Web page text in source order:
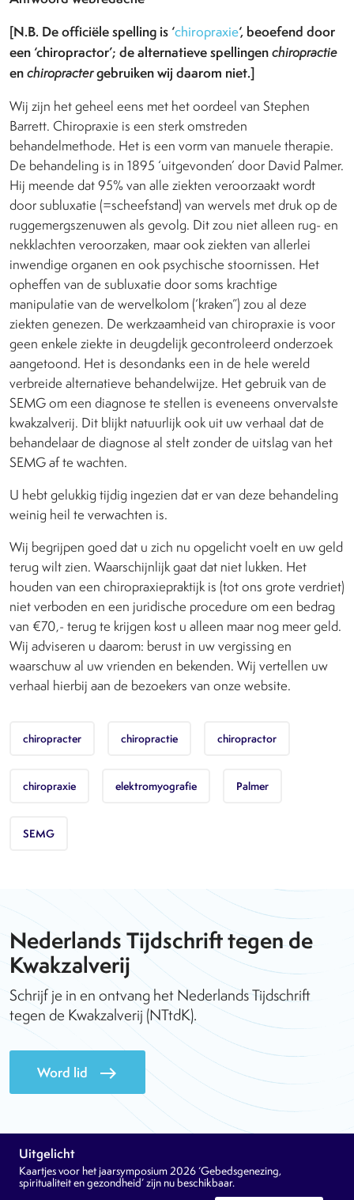
[N.B. De officiële spelling is ‘chiropraxie‘, beoefend door
een ‘chiropractor’; de alternatieve spellingenchiropractie
enchiropractergebruiken wij daarom niet.]
Wij zijn het geheel eens met het oordeel van Stephen
Barrett. Chiropraxie is een sterk omstreden
behandelmethode. Het is een vorm van manuele therapie.
De behandeling is in 1895 ‘uitgevonden’ door David Palmer.
Hij meende dat 95% van alle ziekten veroorzaakt wordt
door subluxatie (=scheefstand) van wervels met druk op de
ruggemergszenuwen als gevolg. Dit zou niet alleen rug- en
nekklachten veroorzaken, maar ook ziekten van allerlei
inwendige organen en ook psychische stoornissen. Het
opheffen van de subluxatie door soms krachtige
manipulatie van de wervelkolom (‘kraken”) zou al deze
ziekten genezen. De werkzaamheid van chiropraxie is voor
geen enkele ziekte in deugdelijk gecontroleerd onderzoek
aangetoond. Het is desondanks een in de hele wereld
verbreide alternatieve behandelwijze. Het gebruik van de
SEMG om een diagnose te stellen is eveneens onvervalste
kwakzalverij. Dit blijkt natuurlijk ook uit uw verhaal dat de
behandelaar de diagnose al stelt zonder de uitslag van het
SEMG af te wachten.
U hebt gelukkig tijdig ingezien dat er van deze behandeling
weinig heil te verwachten is.
Wij begrijpen goed dat u zich nu opgelicht voelt en uw geld
terug wilt zien. Waarschijnlijk gaat dat niet lukken. Het
houden van een chiropraxiepraktijk is (tot ons grote verdriet)
niet verboden en een juridische procedure om een bedrag
van €70,- terug te krijgen kost u alleen maar nog meer geld.
Wij adviseren u daarom: berust in uw vergissing en
waarschuw al uw vrienden en bekenden. Wij vertellen uw
verhaal hierbij aan de bezoekers van onze website.
chiropracter chiropractie chiropractor
chiropraxie elektromyografie Palmer
SEMG
Nederlands Tijdschrift tegen de
Kwakzalverij
Schrijf je in en ontvang het Nederlands Tijdschrift
tegen de Kwakzalverij (NTtdK).
Word lid east
Uitgelicht
Kaartjes voor het jaarsymposium 2026 ‘Gebedsgenezing,
spiritualiteit en gezondheid’ zijn nu beschikbaar.